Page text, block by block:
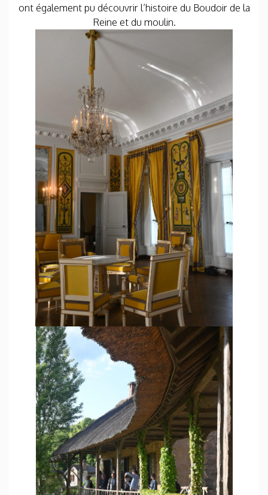
ont également pu découvrir l’histoire du Boudoir de la
Reine et du moulin.